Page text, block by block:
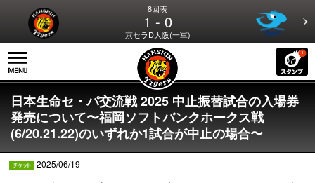
8回表
1 - 0
京セラD大阪(一軍)
日本生命セ・パ交流戦 2025 中止振替試合の入場券
発売について〜福岡ソフトバンクホークス戦
(6/20.21.22)のいずれか1試合が中止の場合〜
2025/06/19